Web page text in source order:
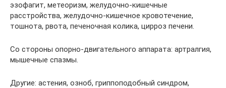
эзофагит, метеоризм, желудочно-кишечные
расстройства, желудочно-кишечное кровотечение,
тошнота, рвота, печеночная колика, цирроз печени.
Со стороны опорно-двигательного аппарата: артралгия,
мышечные спазмы.
Другие: астения, озноб, гриппоподобный синдром,